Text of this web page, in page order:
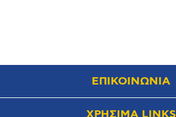
ΕΠΙΚΟΙΝΩΝΙΑ
ΧΡΗΣΙΜΑ LINKS